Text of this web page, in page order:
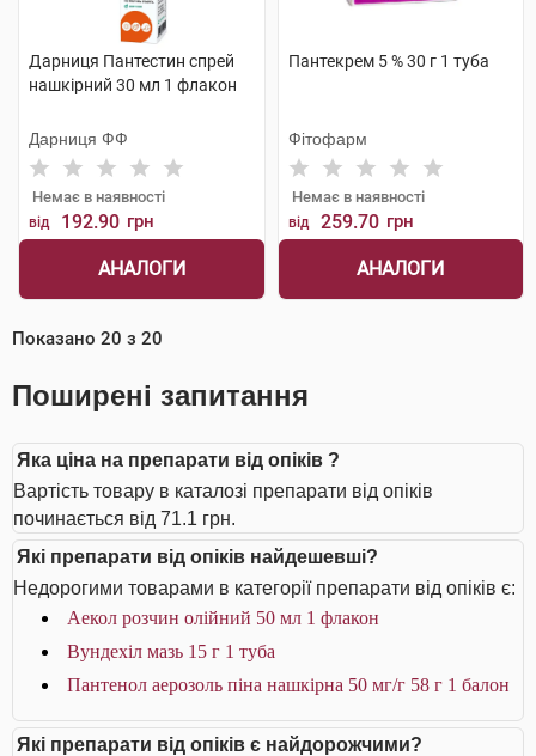
Дарниця Пантестин спрей
нашкірний 30 мл 1 флакон
Дарниця ФФ
Немає в наявності
від 192.90 грн
АНАЛОГИ
Пантекрем 5 % 30 г 1 туба
Фітофарм
Немає в наявності
від 259.70 грн
АНАЛОГИ
Показано 20 з 20
Поширені запитання
Яка ціна на препарати від опіків ?
Вартість товару в каталозі препарати від опіків
починається від 71.1 грн.
Які препарати від опіків найдешевші?
Недорогими товарами в категорії препарати від опіків є:
Аекол розчин олійний 50 мл 1 флакон
Вундехіл мазь 15 г 1 туба
Пантенол аерозоль піна нашкірна 50 мг/г 58 г 1 балон
Які препарати від опіків є найдорожчими?